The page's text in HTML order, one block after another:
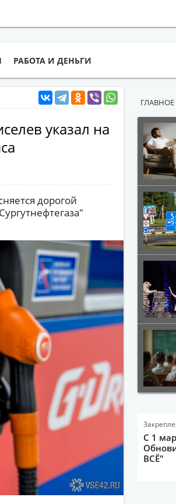
РАБОТА И ДЕНЬГИ
указал на
дорогой
ГЛАВНОЕ
С 1
ВСЁ"